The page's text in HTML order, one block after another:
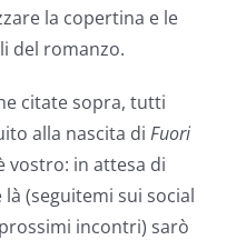
la copertina e le
del romanzo.
citate sopra, tutti
alla nascita di Fuori
vostro: in attesa di
(seguitemi sui social
incontri) sarò